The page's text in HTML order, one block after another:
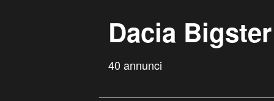
Dacia
40 annunci